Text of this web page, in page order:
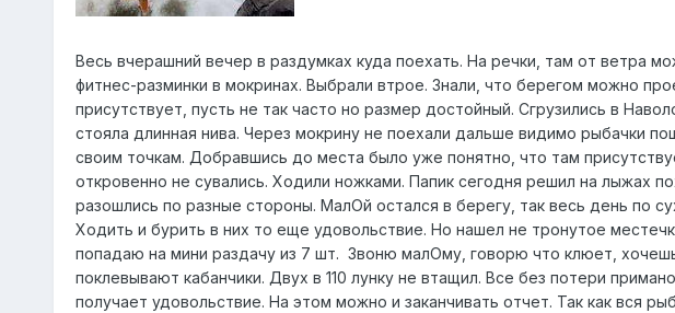
Весь вчерашний вечер в раздумках куда поехать. На речки, там от ветра
фитнес-разминки в мокринах. Выбрали втрое. Знали, что берегом можно
присутствует, пусть не так часто но размер достойный. Сгрузились в
стояла длинная нива. Через мокрину не поехали дальше видимо рыбачки
своим точкам. Добравшись до места было уже понятно, что там
откровенно не сувались. Ходили ножками. Папик сегодня решил на лыжах
разошлись по разные стороны. МалОй остался в берегу, так весь день по
Ходить и бурить в них то еще удовольствие. Но нашел не тронутое
попадаю на мини раздачу из 7 шт. Звоню малОму, говорю что клюет,
поклевывают кабанчики. Двух в 110 лунку не втащил. Все без потери
получает удовольствие. На этом можно и заканчивать отчет. Так как вся